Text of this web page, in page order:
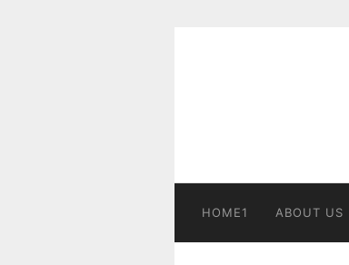
HOME1 ABOUT US